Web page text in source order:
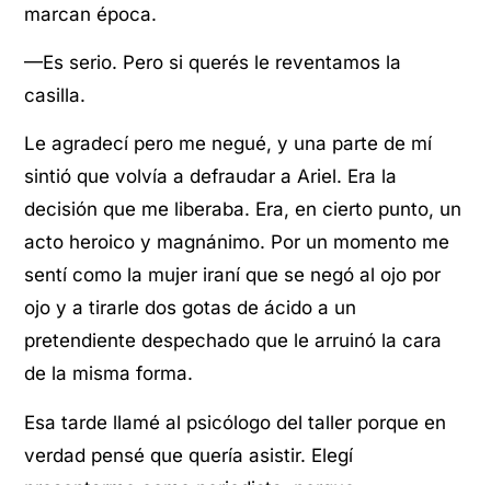
marcan época.
—Es serio. Pero si querés le reventamos la
casilla.
Le agradecí pero me negué, y una parte de mí
sintió que volvía a defraudar a Ariel. Era la
decisión que me liberaba. Era, en cierto punto, un
acto heroico y magnánimo. Por un momento me
sentí como la mujer iraní que se negó al ojo por
ojo y a tirarle dos gotas de ácido a un
pretendiente despechado que le arruinó la cara
de la misma forma.
Esa tarde llamé al psicólogo del taller porque en
verdad pensé que quería asistir. Elegí